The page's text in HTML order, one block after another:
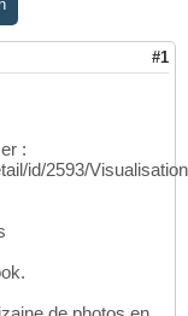
#1
:
id/2593/